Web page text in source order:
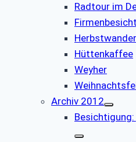
Radtour im
Hüttenkaffee
Weyher
Archiv 2012
Besichtigung: